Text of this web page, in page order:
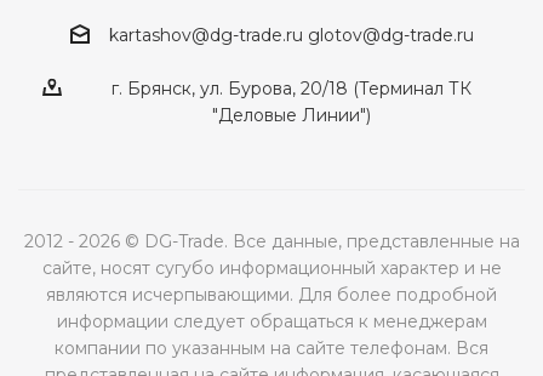
kartashov@dg-trade.ru glotov@dg-trade.ru
г. Брянск, ул. Бурова, 20/18 (Терминал ТК
"Деловые Линии")
2012 - 2026 © DG-Trade. Все данные, представленные на
сайте, носят сугубо информационный характер и не
являются исчерпывающими. Для более подробной
информации следует обращаться к менеджерам
компании по указанным на сайте телефонам. Вся